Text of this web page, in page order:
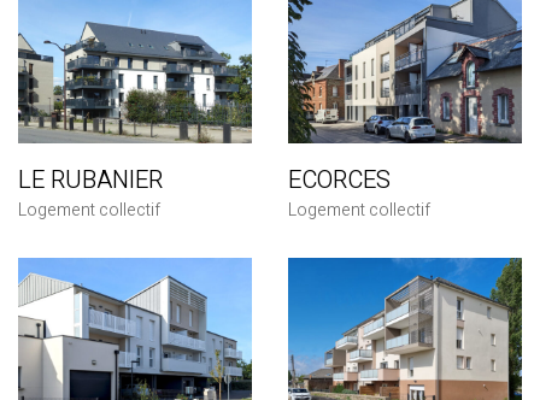
LE RUBANIER
Logement collectif
ECORCES
Logement collectif